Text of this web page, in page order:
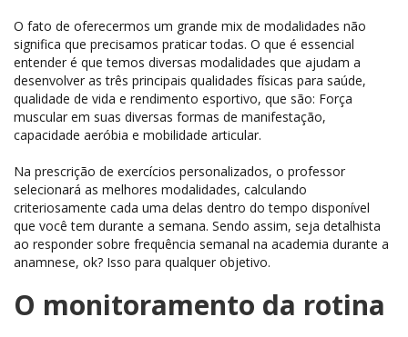
O fato de oferecermos um grande mix de modalidades não
significa que precisamos praticar todas. O que é essencial
entender é que temos diversas modalidades que ajudam a
desenvolver as três principais qualidades físicas para saúde,
qualidade de vida e rendimento esportivo, que são: Força
muscular em suas diversas formas de manifestação,
capacidade aeróbia e mobilidade articular.
Na prescrição de exercícios personalizados, o professor
selecionará as melhores modalidades, calculando
criteriosamente cada uma delas dentro do tempo disponível
que você tem durante a semana. Sendo assim, seja detalhista
ao responder sobre frequência semanal na academia durante a
anamnese, ok? Isso para qualquer objetivo.
O monitoramento da rotina